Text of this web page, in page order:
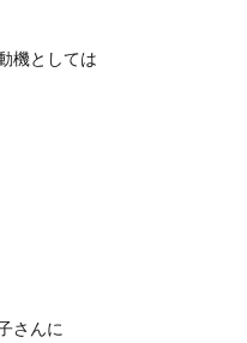
機としては
さんに